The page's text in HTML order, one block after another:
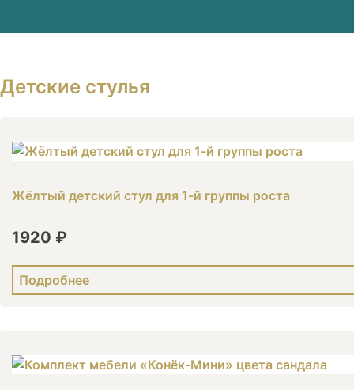
Детские стулья
Жёлтый детский стул для 1-й группы роста
1920 ₽
Подробнее